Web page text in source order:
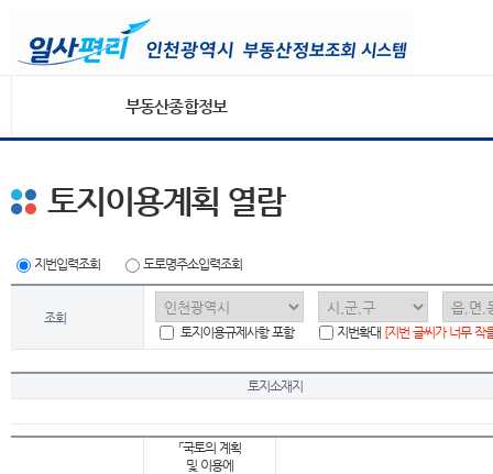
부동산종합정보
토지이용계획 열람
지번입력조회 도로명주소입력조회
조회
토지이용규제사항 포함
지번확대 [지번 글씨가 너무 작
토지소재지
「국토의 계획
및 이용에